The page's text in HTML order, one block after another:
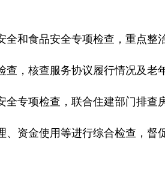
全和食品安全专项检查，重点
查，核查服务协议履行情况及老
全专项检查，联合住建部门排查
、资金使用等进行综合检查，督